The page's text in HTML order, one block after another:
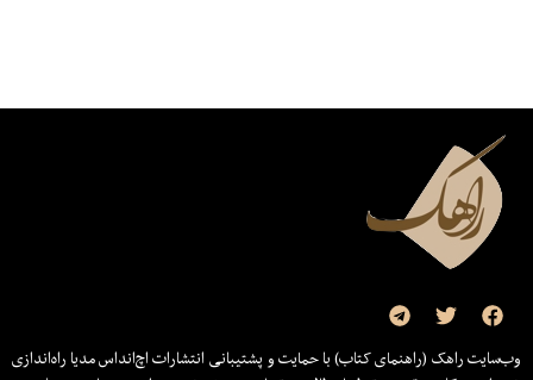
وب‌سایت راهک (راهنمای کتاب) با حمایت و پشتیبانی انتشارات اچ‌اند‌اس مدیا راه‌اندازی